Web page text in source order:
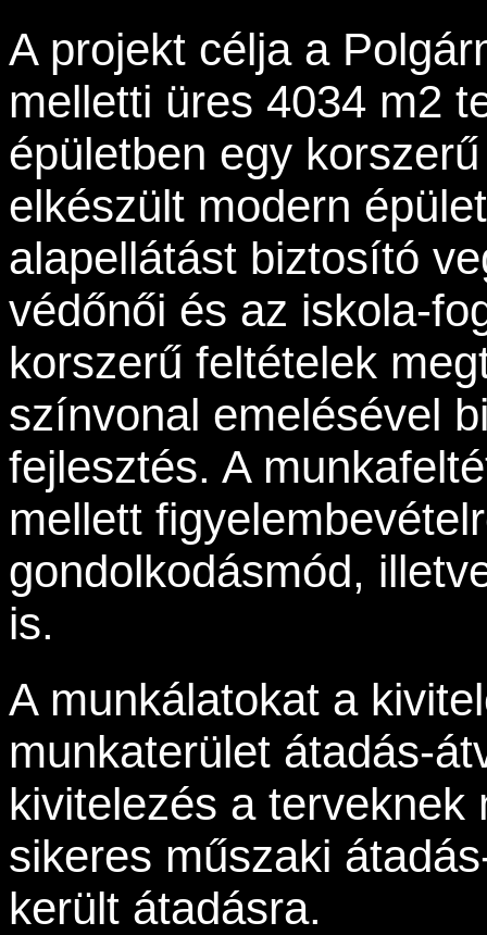
A projekt célja a
melletti üres 4034 m2
épületben egy
elkészült modern
alapellátást biztosító
védőnői és az iskola-
korszerű feltételek
színvonal emelésével
fejlesztés. A
mellett
gondolkodásmód,
is.
A munkálatokat a
munkaterület átadás-
kivitelezés a terveknek
sikeres műszaki
került átadásra.